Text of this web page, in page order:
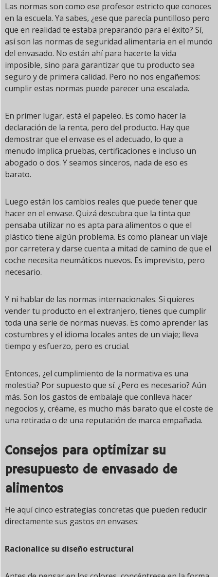
Las normas son como ese profesor estricto que conoces
en la escuela. Ya sabes, ¿ese que parecía puntilloso pero
que en realidad te estaba preparando para el éxito? Sí,
así son las normas de seguridad alimentaria en el mundo
del envasado. No están ahí para hacerte la vida
imposible, sino para garantizar que tu producto sea
seguro y de primera calidad. Pero no nos engañemos:
cumplir estas normas puede parecer una escalada.
En primer lugar, está el papeleo. Es como hacer la
declaración de la renta, pero del producto. Hay que
demostrar que el envase es el adecuado, lo que a
menudo implica pruebas, certificaciones e incluso un
abogado o dos. Y seamos sinceros, nada de eso es
barato.
Luego están los cambios reales que puede tener que
hacer en el envase. Quizá descubra que la tinta que
pensaba utilizar no es apta para alimentos o que el
plástico tiene algún problema. Es como planear un viaje
por carretera y darse cuenta a mitad de camino de que el
coche necesita neumáticos nuevos. Es imprevisto, pero
necesario.
Y ni hablar de las normas internacionales. Si quieres
vender tu producto en el extranjero, tienes que cumplir
toda una serie de normas nuevas. Es como aprender las
costumbres y el idioma locales antes de un viaje; lleva
tiempo y esfuerzo, pero es crucial.
Entonces, ¿el cumplimiento de la normativa es una
molestia? Por supuesto que sí. ¿Pero es necesario? Aún
más. Son los gastos de embalaje que conlleva hacer
negocios y, créame, es mucho más barato que el coste de
una retirada o de una reputación de marca empañada.
Consejos para optimizar su
presupuesto de envasado de
alimentos
He aquí cinco estrategias concretas que pueden reducir
directamente sus gastos en envases:
Racionalice su diseño estructural